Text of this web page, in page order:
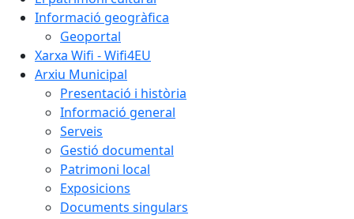
Informació geogràfica
Geoportal
Xarxa Wifi - Wifi4EU
Arxiu Municipal
Presentació i història
Informació general
Serveis
Gestió documental
Patrimoni local
Exposicions
Documents singulars